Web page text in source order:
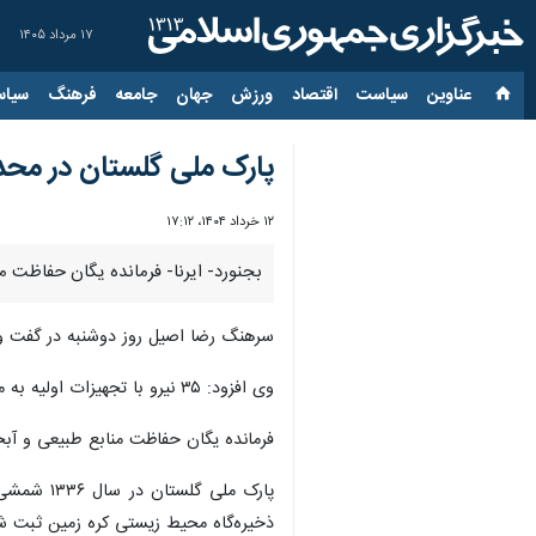
۱۷ مرداد ۱۴۰۵
عناوین‌ سیاست اقتصاد ورزش جهان جامعه فرهنگ
پارک ملی گلستان در
۱۲ خرداد ۱۴۰۴، ۱۷:۱۲